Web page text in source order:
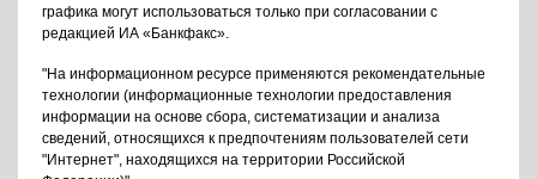
графика могут использоваться только при согласовании с
редакцией ИА «Банкфакс».
"На информационном ресурсе применяются рекомендательные
технологии (информационные технологии предоставления
информации на основе сбора, систематизации и анализа
сведений, относящихся к предпочтениям пользователей сети
"Интернет", находящихся на территории Российской